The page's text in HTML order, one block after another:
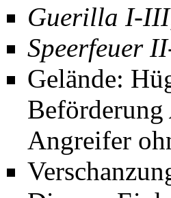
Guerilla I-III
Speerfeuer
Gelände:
Beförderung
Angreifer